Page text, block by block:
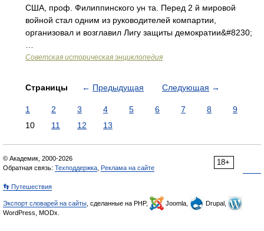
США, проф. Филиппинского ун та. Перед 2 й мировой
войной стал одним из руководителей компартии,
организовал и возглавил Лигу защиты демократии&#8230;
Советская историческая энциклопедия
Страницы ← Предыдущая Следующая →
1 2 3 4 5 6 7 8
9
10
11 12 13
18+
© Академик, 2000-2026
Обратная связь: Техподдержка Реклама на сайте
👣 Путешествия
Экспорт словарей на сайты , сделанные на PHP, Joomla,
Drupal,
WordPress, MODx.